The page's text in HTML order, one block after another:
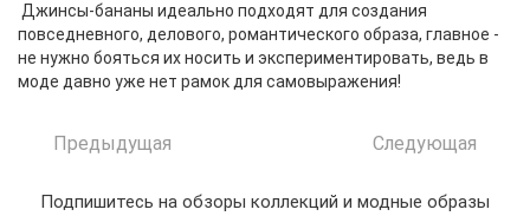
Джинсы-бананы идеально подходят для создания
повседневного, делового, романтического образа, главное -
не нужно бояться их носить и экспериментировать, ведь в
моде давно уже нет рамок для самовыражения!
Предыдущая Следующая
Подпишитесь на обзоры коллекций и модные образы